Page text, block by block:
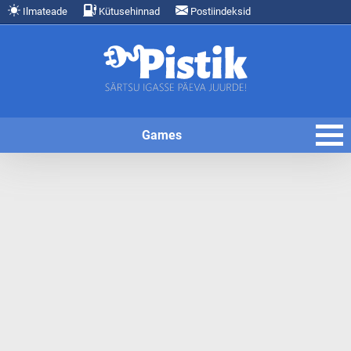
Ilmateade Kütusehinnad Postiindeksid
Games